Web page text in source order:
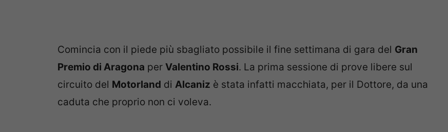
Comincia con il piede più sbagliato possibile il fine settimana di gara del Gran
Premio di Aragona per Valentino Rossi. La prima sessione di prove libere sul
circuito del Motorland di Alcaniz è stata infatti macchiata, per il Dottore, da una
caduta che proprio non ci voleva.